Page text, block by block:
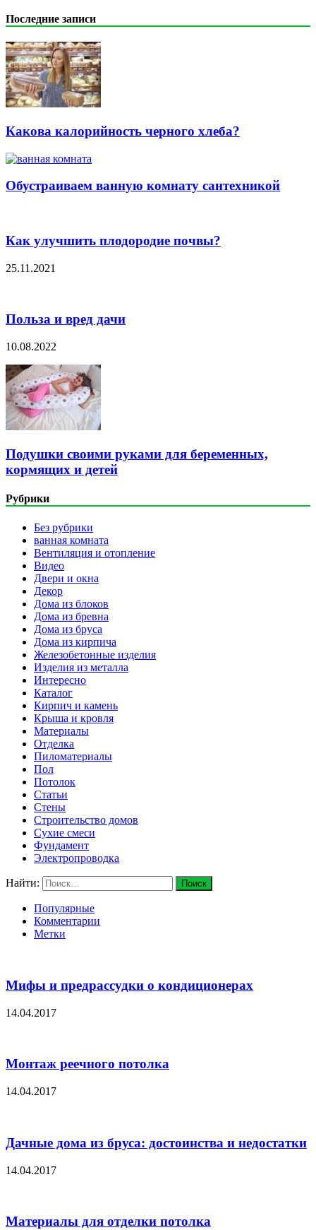
Последние записи
Какова калорийность черного хлеба?
Обустраиваем ванную комнату сантехникой
Как улучшить плодородие почвы?
25.11.2021
Польза и вред дачи
10.08.2022
Подушки своими руками для беременных,
кормящих и детей
Рубрики
Без рубрики
ванная комната
Вентиляция и отопление
Видео
Двери и окна
Декор
Дома из блоков
Дома из бревна
Дома из бруса
Дома из кирпича
Железобетонные изделия
Изделия из металла
Интересно
Каталог
Кирпич и камень
Крыша и кровля
Материалы
Отделка
Пиломатериалы
Пол
Потолок
Статьи
Стены
Строительство домов
Сухие смеси
Фундамент
Электропроводка
Найти:
Популярные
Комментарии
Метки
Мифы и предрассудки о кондиционерах
14.04.2017
Монтаж реечного потолка
14.04.2017
Дачные дома из бруса: достоинства и недостатки
14.04.2017
Материалы для отделки потолка